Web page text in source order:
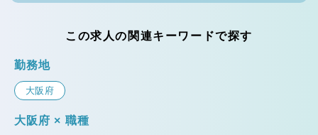
この求人の関連キーワードで探す
勤務地
大阪府
大阪府 × 職種